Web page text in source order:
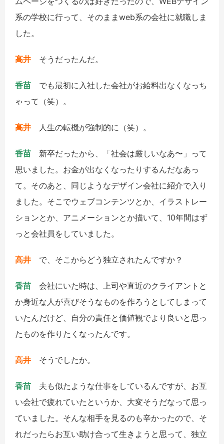
系の学校に行って、そのままweb系の会社に就職しま
した。
高井 そうだったんだ。
香苗 でも最初に入社した会社がお給料出なくなっち
ゃって（笑）。
高井 人生の転機が強制的に（笑）。
香苗 新卒だったから、「社会は厳しいなあ〜」って
思いました。お金が出なくなったりするんだなあっ
て。そのあと、同じようなデザイン会社に紹介で入り
ました。そこでウェブコンテンツとか、イラストレー
ションとか、アニメーションとか描いて、10年間はず
っと会社員をしていました。
高井 で、そこからどう独立されたんですか？
香苗 会社にいた時は、上司や直近のクライアントと
か身近な人が喜びそうなものを作ろうとしてしまって
いたんだけど、自分の責任と価値観でより良いと思っ
たものを作りたくなったんです。
高井 そうでしたか。
香苗 夫も似たような仕事をしているんですが、お互
い会社で疲れていたというか、大変そうだなって思っ
ていました。そんな相手を見るのも辛かったので、そ
れだったらお互い助け合って生きようと思って、独立